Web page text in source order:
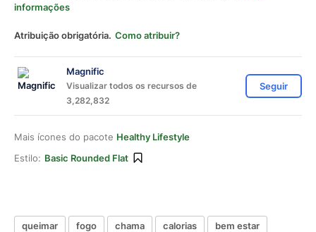
informações
Atribuição obrigatória. Como atribuir?
Magnific
Visualizar todos os recursos de
3,282,832
Seguir
Mais ícones do pacote Healthy Lifestyle
Estilo: Basic Rounded Flat
queimar fogo chama calorias
bem estar